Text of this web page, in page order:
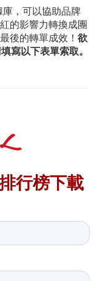
，可以協助品牌
的影響力轉換成團
後的轉單成效！ 欲
寫以下表單索取。